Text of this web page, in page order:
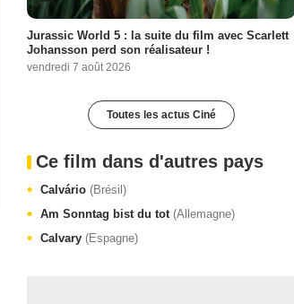
Jurassic World 5 : la suite du film avec Scarlett
Johansson perd son réalisateur !
vendredi 7 août 2026
Toutes les actus Ciné
Ce film dans d'autres pays
Calvário (Brésil)
Am Sonntag bist du tot (Allemagne)
Calvary (Espagne)